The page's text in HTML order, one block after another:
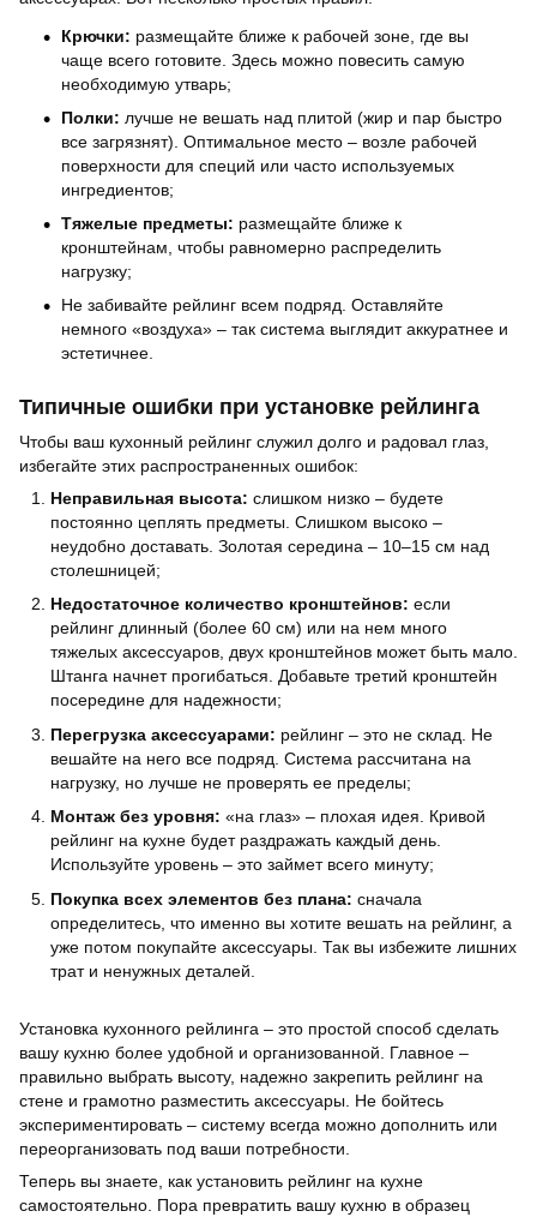
Крючки: размещайте ближе к рабочей зоне, где вы
чаще всего готовите. Здесь можно повесить самую
необходимую утварь;
Полки: лучше не вешать над плитой (жир и пар быстро
все загрязнят). Оптимальное место – возле рабочей
поверхности для специй или часто используемых
ингредиентов;
Тяжелые предметы: размещайте ближе к
кронштейнам, чтобы равномерно распределить
нагрузку;
Не забивайте рейлинг всем подряд. Оставляйте
немного «воздуха» – так система выглядит аккуратнее и
эстетичнее.
Типичные ошибки при установке рейлинга
Чтобы ваш кухонный рейлинг служил долго и радовал глаз,
избегайте этих распространенных ошибок:
Неправильная высота: слишком низко – будете
постоянно цеплять предметы. Слишком высоко –
неудобно доставать. Золотая середина – 10–15 см над
столешницей;
Недостаточное количество кронштейнов: если
рейлинг длинный (более 60 см) или на нем много
тяжелых аксессуаров, двух кронштейнов может быть мало.
Штанга начнет прогибаться. Добавьте третий кронштейн
посередине для надежности;
Перегрузка аксессуарами: рейлинг – это не склад. Не
вешайте на него все подряд. Система рассчитана на
нагрузку, но лучше не проверять ее пределы;
Монтаж без уровня: «на глаз» – плохая идея. Кривой
рейлинг на кухне будет раздражать каждый день.
Используйте уровень – это займет всего минуту;
Покупка всех элементов без плана: сначала
определитесь, что именно вы хотите вешать на рейлинг, а
уже потом покупайте аксессуары. Так вы избежите лишних
трат и ненужных деталей.
Установка кухонного рейлинга – это простой способ сделать
вашу кухню более удобной и организованной. Главное –
правильно выбрать высоту, надежно закрепить рейлинг на
стене и грамотно разместить аксессуары. Не бойтесь
экспериментировать – систему всегда можно дополнить или
переорганизовать под ваши потребности.
Теперь вы знаете, как установить рейлинг на кухне
самостоятельно. Пора превратить вашу кухню в образец